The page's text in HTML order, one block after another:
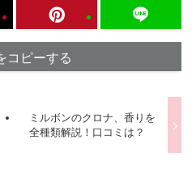
コピーする
ミルボンのクロナ、香りを
全種類解説！口コミは？